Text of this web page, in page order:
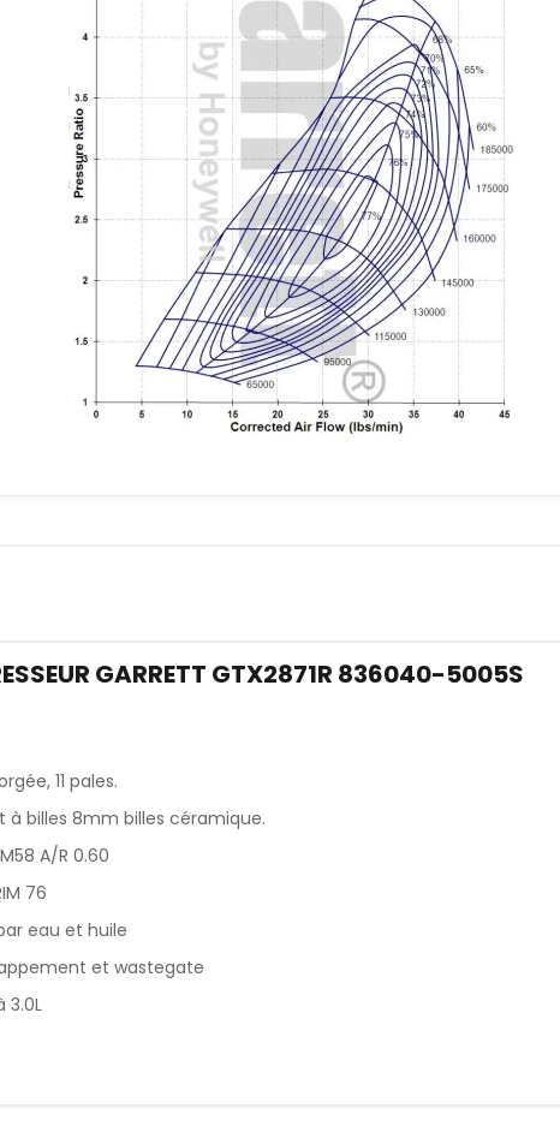
GARRETT GTX2871R 836040-5005S
11 pales.
à billes 8mm billes céramique.
A/R 0.60
76
eau et huile
et wastegate
3.0L